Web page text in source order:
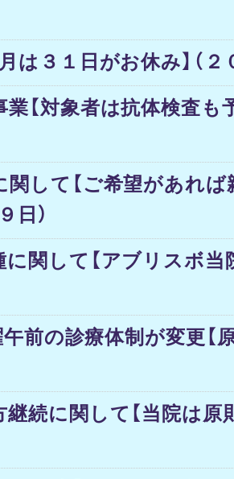
は３１日がお休み】（２
【対象者は抗体検査も
して【ご希望があれば
日）
関して【アブリスボ当
前の診療体制が変更【
続に関して【当院は原